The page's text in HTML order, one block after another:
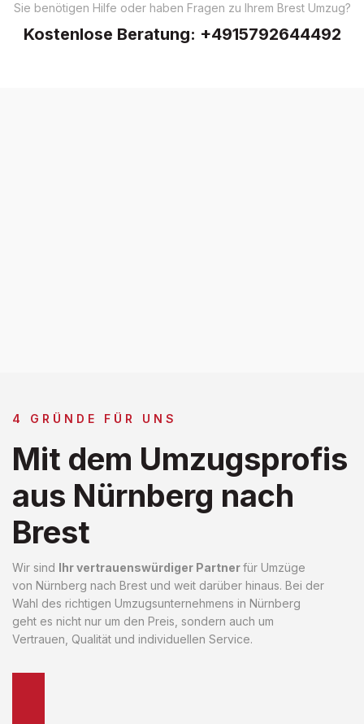
Sie benötigen Hilfe oder haben Fragen zu Ihrem Brest Umzug?
Kostenlose Beratung: +4915792644492
4 GRÜNDE FÜR UNS
Mit dem Umzugsprofis
aus Nürnberg nach
Brest
Wir sind Ihr vertrauenswürdiger Partnerfür Umzüge
von Nürnberg nach Brest und weit darüber hinaus. Bei der
Wahl des richtigen Umzugsunternehmens in Nürnberg
geht es nicht nur um den Preis, sondern auch um
Vertrauen, Qualität und individuellen Service.